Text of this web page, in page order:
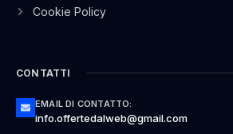
Cookie Policy
CONTATTI
EMAIL DI CONTATTO:
info.offertedalweb@gmail.com